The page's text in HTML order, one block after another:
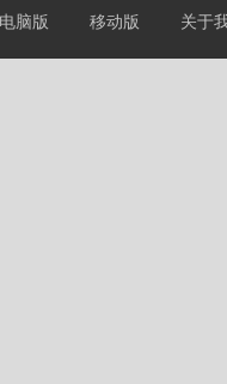
电脑版 移动版 关于